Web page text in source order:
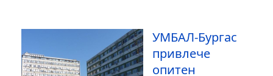
УМБАЛ-Бургас
привлече
опитен